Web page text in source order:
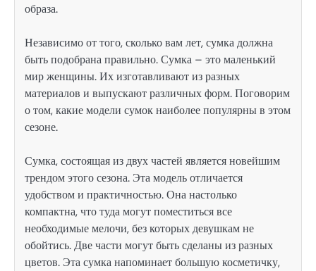
образа.
Независимо от того, сколько вам лет, сумка должна
быть подобрана правильно. Сумка – это маленький
мир женщины. Их изготавливают из разных
материалов и выпускают различных форм. Поговорим
о том, какие модели сумок наиболее популярны в этом
сезоне.
Сумка, состоящая из двух частей является новейшим
трендом этого сезона. Эта модель отличается
удобством и практичностью. Она настолько
компактна, что туда могут поместиться все
необходимые мелочи, без которых девушкам не
обойтись. Две части могут быть сделаны из разных
цветов. Эта сумка напоминает большую косметичку,